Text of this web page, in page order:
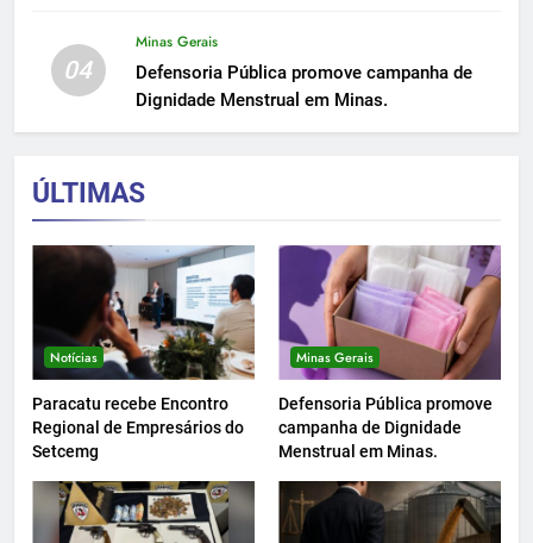
04
Minas Gerais
Defensoria Pública promove campanha de
Dignidade Menstrual em Minas.
ÚLTIMAS
Notícias
Paracatu recebe Encontro
Regional de Empresários do
Setcemg
Minas Gerais
Defensoria Pública promove
campanha de Dignidade
Menstrual em Minas.